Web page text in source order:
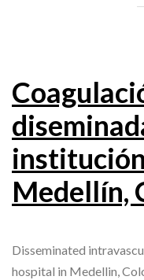
Medellín,
Disseminated
hospital in Medellin,